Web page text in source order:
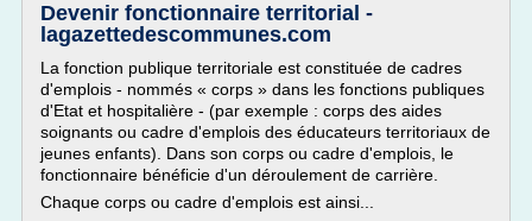
Devenir fonctionnaire territorial -
lagazettedescommunes.com
La fonction publique territoriale est constituée de cadres
d'emplois - nommés « corps » dans les fonctions publiques
d'Etat et hospitalière - (par exemple : corps des aides
soignants ou cadre d'emplois des éducateurs territoriaux de
jeunes enfants). Dans son corps ou cadre d'emplois, le
fonctionnaire bénéficie d'un déroulement de carrière.
Chaque corps ou cadre d'emplois est ainsi...